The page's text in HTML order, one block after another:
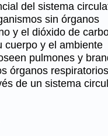
del sistema
sin órganos
y el dióxido de
cuerpo y el ambiente
pulmones y
órganos respiratorios
de un sistema